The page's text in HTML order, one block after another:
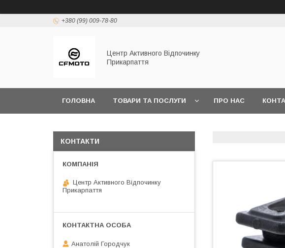
+380 (99) 009-78-80
Центр Активного Відпочинку
Прикарпаття
ГОЛОВНА ТОВАРИ ТА ПОСЛУГИ ПРО НАС
КОНТАКТИ
Центр Активного Відпочинку
Прикарпаття
Анатолій Городчук